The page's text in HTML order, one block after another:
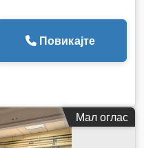
Повикајте
Мал оглас